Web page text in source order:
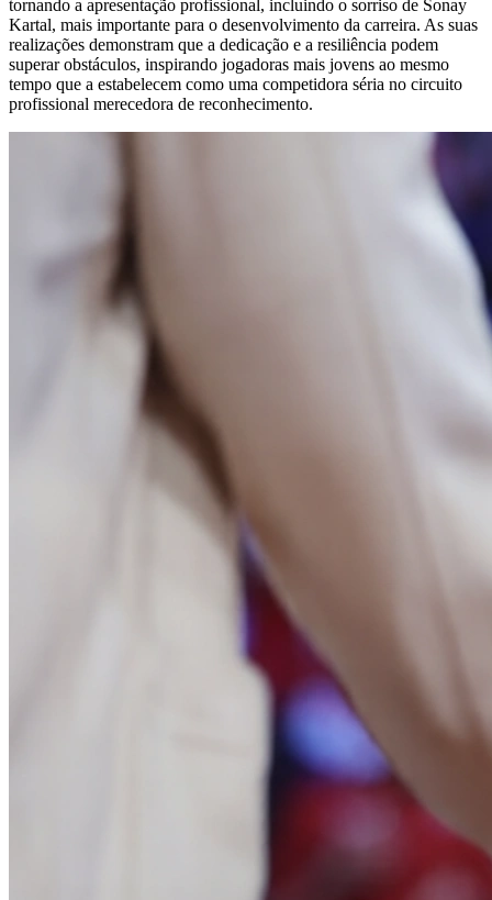
tornando a apresentação profissional, incluindo o sorriso de Sonay
Kartal, mais importante para o desenvolvimento da carreira. As suas
realizações demonstram que a dedicação e a resiliência podem
superar obstáculos, inspirando jogadoras mais jovens ao mesmo
tempo que a estabelecem como uma competidora séria no circuito
profissional merecedora de reconhecimento.